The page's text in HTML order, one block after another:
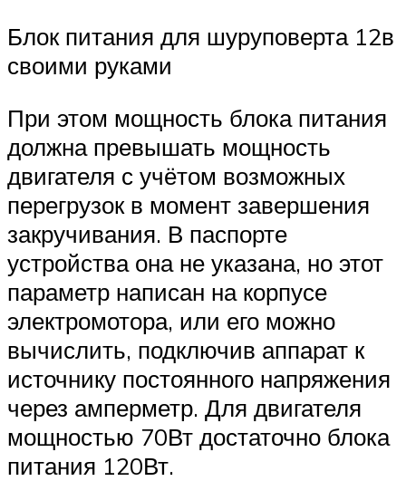
Блок питания для шуруповерта 12в
своими руками
При этом мощность блока питания
должна превышать мощность
двигателя с учётом возможных
перегрузок в момент завершения
закручивания. В паспорте
устройства она не указана, но этот
параметр написан на корпусе
электромотора, или его можно
вычислить, подключив аппарат к
источнику постоянного напряжения
через амперметр. Для двигателя
мощностью 70Вт достаточно блока
питания 120Вт.